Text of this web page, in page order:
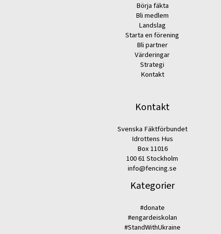
Börja fäkta
Bli medlem
Landslag
Starta en förening
Bli partner
Värderingar
Strategi
Kontakt
Kontakt
Svenska Fäktförbundet
Idrottens Hus
Box 11016
100 61 Stockholm
info@fencing.se
Kategorier
#donate
#engardeiskolan
#StandWithUkraine